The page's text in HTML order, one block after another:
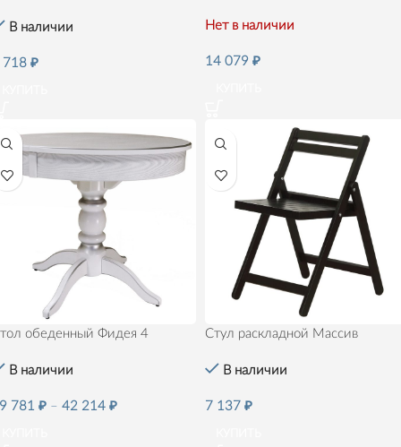
В наличии
718 ₽
Нет в наличии
14 079 ₽
обеденный Фидея 4
В наличии
781 ₽ – 42 214 ₽
Стул раскладной Массив
В наличии
7 137 ₽